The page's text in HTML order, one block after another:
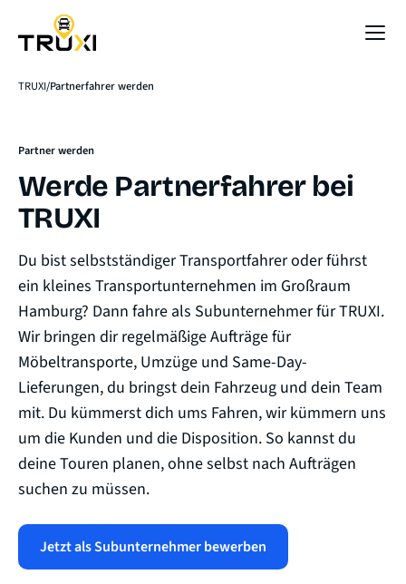
TRUXI Partnerfahrer werden
Partner werden
Werde Partnerfahrer bei
TRUXI
Du bist selbstständiger Transportfahrer oder führst
ein kleines Transportunternehmen im Großraum
Hamburg? Dann fahre als Subunternehmer für TRUXI.
Wir bringen dir regelmäßige Aufträge für
Möbeltransporte, Umzüge und Same-Day-
Lieferungen, du bringst dein Fahrzeug und dein Team
mit. Du kümmerst dich ums Fahren, wir kümmern uns
um die Kunden und die Disposition. So kannst du
deine Touren planen, ohne selbst nach Aufträgen
suchen zu müssen.
Jetzt als Subunternehmer bewerben